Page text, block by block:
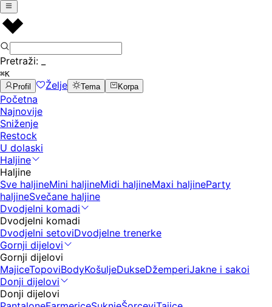
Pretraži:
⌘K
Profil
Želje Tema Korpa
Početna
Najnovije
Sniženje
Restock
U dolaski
Haljine
Haljine
Sve haljineMini haljineMidi haljineMaxi haljineParty
haljineSvečane haljine
Dvodjelni komadi
Dvodjelni komadi
Dvodjelni setoviDvodjelne trenerke
Gornji dijelovi
Gornji dijelovi
MajiceTopoviBodyKošuljeDukseDžemperiJakne i sakoi
Donji dijelovi
Donji dijelovi